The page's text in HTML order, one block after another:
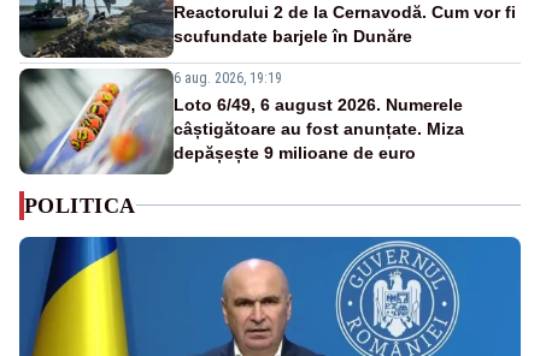
Reactorului 2 de la Cernavodă. Cum vor fi
scufundate barjele în Dunăre
6 aug. 2026, 19:19
Loto 6/49, 6 august 2026. Numerele
câștigătoare au fost anunțate. Miza
depășește 9 milioane de euro
POLITICA